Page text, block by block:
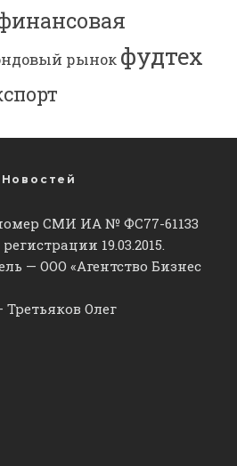
рынок фудтех
СМИ ИА № ФС77-61133
19.03.2015.
— ООО «Агентство Бизнес
Олег